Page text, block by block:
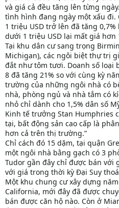
và giá cả đều tăng lên từng
tình hình đang ngày một xấu đi.
1 triệu USD trở lên đã tăng
dưới 1 triệu USD lại mất giá hơn
Tại khu dân cư sang trọng
Michigan), các ngôi biệt thự trị
đắt như tôm tươi. Doanh số loại
8 đã tăng 21% so với cùng kỳ
trường của những ngôi nhà có
nhà, phòng ngủ và nhà tắm có
nhỏ chỉ dành cho 1,5% dân số
Kinh tế trưởng Stan Humphries
tại, bất động sản cao cấp là
hơn cả trên thị trường.”
Chỉ cách đó 15 dặm, tại quận
một ngôi nhà bằng gạch có 3
Tudor gần đây chỉ được bán với
với giá trong thời kỳ Đại Suy
Một khu chung cư xây dựng
California, mới đây đã được
bán được căn hộ nào. Còn ở